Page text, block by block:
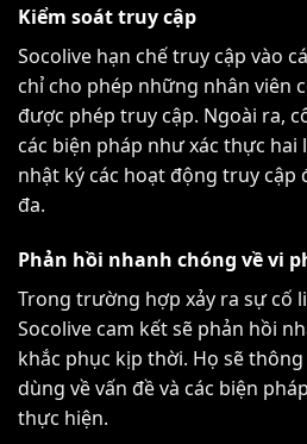
Kiểm soát truy cập
Socolive hạn chế truy cập vào
chỉ cho phép những nhân viên
được phép truy cập. Ngoài ra,
các biện pháp như xác thực hai
nhật ký các hoạt động truy cập
đa.
Phản hồi nhanh chóng về vi
Trong trường hợp xảy ra sự cố
Socolive cam kết sẽ phản hồi
khắc phục kịp thời. Họ sẽ
dùng về vấn đề và các biện
thực hiện.